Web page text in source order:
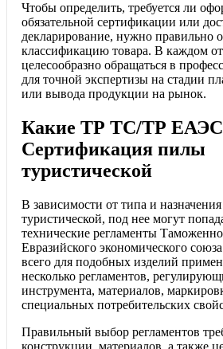
Чтобы определить, требуется ли
обязательной сертификации или
декларирование, нужно правильно
классификацию товара. В каждом
целесообразно обращаться в
для точной экспертизы на стадии
или вывода продукции на рынок.
Какие ТР ТС/ТР ЕАЭС
Сертификация пилы
туристической
В зависимости от типа и
туристической, под нее могут
технические регламенты
Евразийского экономического
всего для подобных изделий
несколько регламентов,
инструмента, материалов,
специальных потребительских
Правильный выбор регламентов